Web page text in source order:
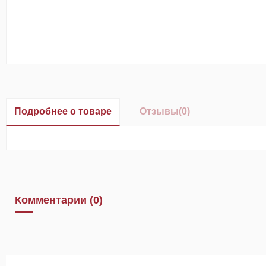
Подробнее о товаре Отзывы(0)
Комментарии (0)